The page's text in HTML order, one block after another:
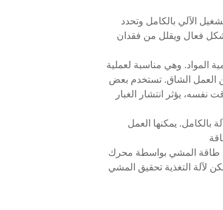
الآلي بالكامل وتحدد
فعال ويقلل من فقدان
المواد. وهي مناسبة لعملية
من العمل الشاق. تستخدم بعض
نفسه، يؤثر انتشار الغبار
بالكامل. يمكنها العمل
طاقة المشي بواسطة محرك
لآلة التغذية تحقيق المشي